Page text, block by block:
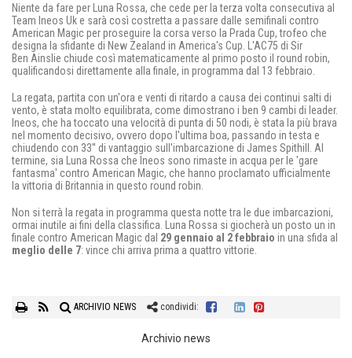
Niente da fare per Luna Rossa, che cede per la terza volta consecutiva al
Team Ineos Uk e sarà così costretta a passare dalle semifinali contro
American Magic per proseguire la corsa verso la Prada Cup, trofeo che
designa la sfidante di New Zealand in America's Cup. L'AC75 di Sir
Ben Ainslie chiude così matematicamente al primo posto il round robin,
qualificandosi direttamente alla finale, in programma dal 13 febbraio.
La regata, partita con un'ora e venti di ritardo a causa dei continui salti di
vento, è stata molto equilibrata, come dimostrano i ben 9 cambi di leader.
Ineos, che ha toccato una velocità di punta di 50 nodi, è stata la più brava
nel momento decisivo, ovvero dopo l'ultima boa, passando in testa e
chiudendo con 33'' di vantaggio sull'imbarcazione di James Spithill. Al
termine, sia Luna Rossa che Ineos sono rimaste in acqua per le 'gare
fantasma' contro American Magic, che hanno proclamato ufficialmente
la vittoria di Britannia in questo round robin.
Non si terrà la regata in programma questa notte tra le due imbarcazioni,
ormai inutile ai fini della classifica. Luna Rossa si giocherà un posto un in
finale contro American Magic dal 29 gennaio al 2 febbraio in una sfida al
meglio delle 7: vince chi arriva prima a quattro vittorie.
ARCHIVIO NEWS condividi:
Archivio news